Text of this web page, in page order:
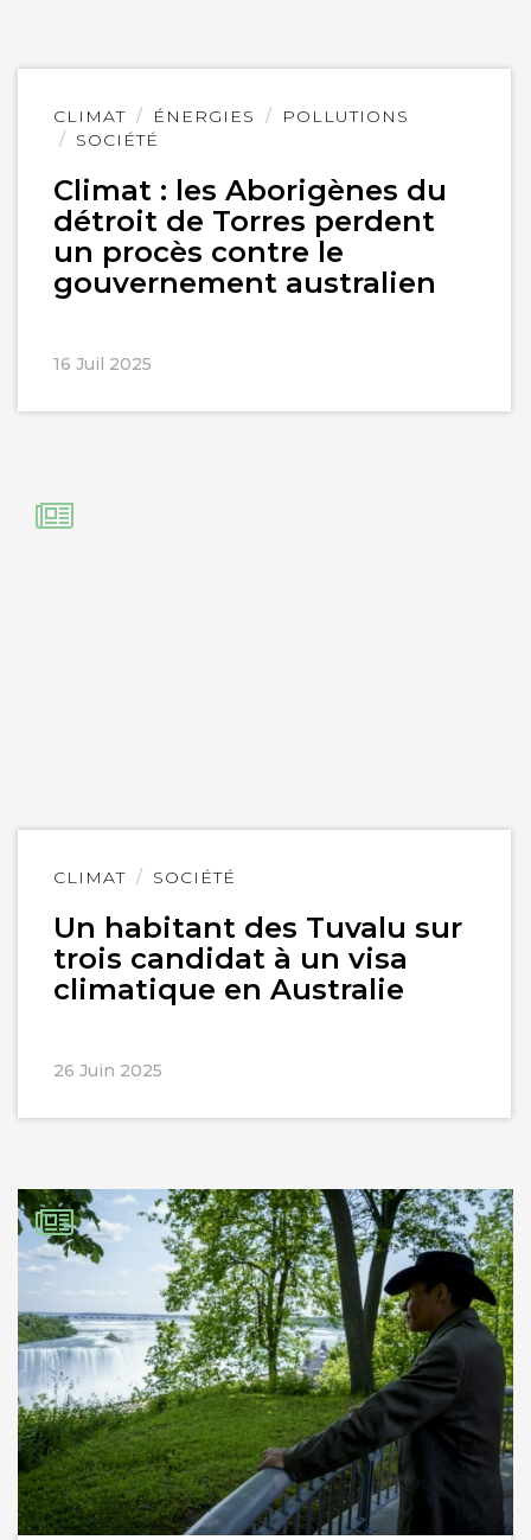
CLIMAT ÉNERGIES
POLLUTIONS
SOCIÉTÉ
Climat : les Aborigènes du
détroit de Torres perdent
un procès contre le
gouvernement australien
16 Juil 2025
Lire
l'article
CLIMAT SOCIÉTÉ
Un habitant des Tuvalu sur
trois candidat à un visa
climatique en Australie
26 Juin 2025
Lire